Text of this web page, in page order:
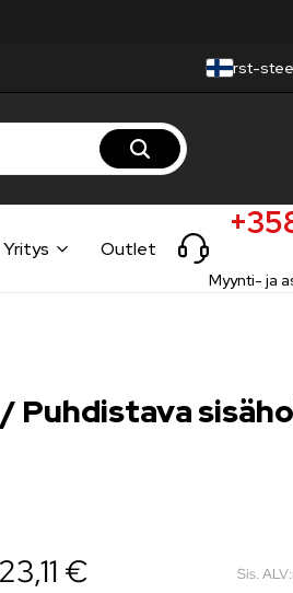
rst-
Yritys Outlet
Myynti- ja
Puhdistava
23,11 € Sis.